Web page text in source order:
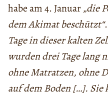
habe am 4. Januar„die
dem Akimat beschützt“.
Tage in dieser kalten
wurden drei Tage lang
ohne Matratzen, ohne
auf dem Boden […]. Sie